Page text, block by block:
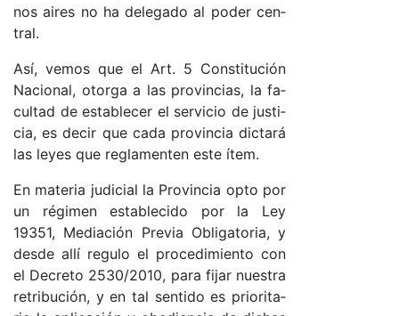
nos ai­res no ha de­le­ga­do al po­der cen­
tra­l.
Así, ve­mos que el Ar­t. 5 Cons­ti­tu­ción
Na­cio­na­l, otor­ga a las pro­vin­cia­s, la fa­
cul­tad de es­ta­ble­cer el ser­vi­cio de jus­ti­
cia, es de­cir que ca­da pro­vin­cia dic­ta­rá
las le­yes que re­gla­men­ten es­te íte­m.
En ma­te­ria ju­di­cial la Pro­vin­cia op­to por
un ré­gi­men es­ta­ble­ci­do por la Ley
19351, Me­dia­ción Pre­via Obli­ga­to­ria, y
des­de allí re­gu­lo el pro­ce­di­mien­to con
el De­cre­to 2530/2010, pa­ra fi­jar nues­tra
re­tri­bu­ció­n, y en tal sen­ti­do es prio­ri­ta­